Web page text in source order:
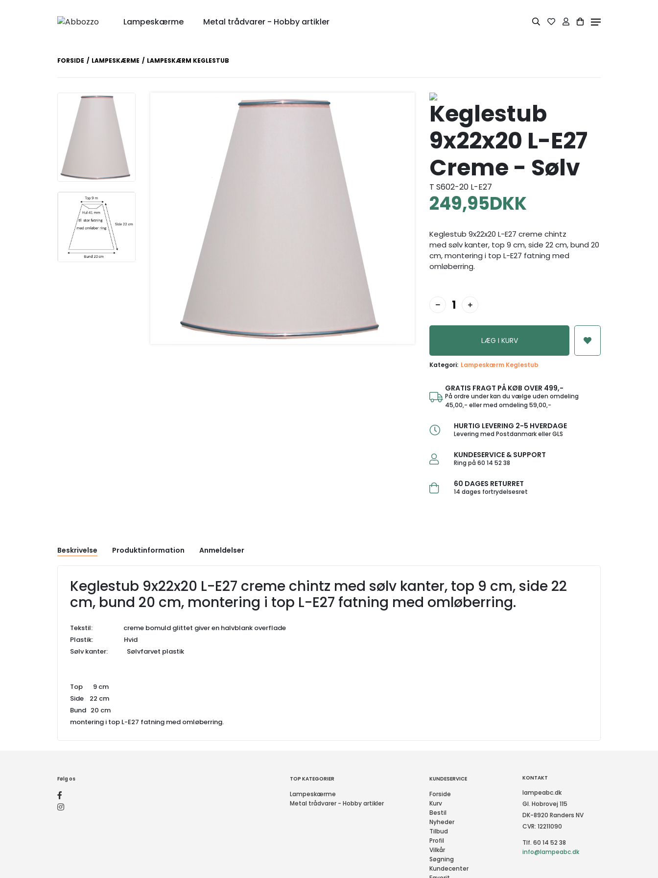
Lampeskærme Metal trådvarer - Hobby artikler
FORSIDE LAMPESKÆRME LAMPESKÆRM KEGLESTUB
Keglestub
9x22x20 L-E27
Creme - Sølv
T S602-20 L-E27
249,95DKK
Keglestub 9x22x20 L-E27 creme chintz
med sølv kanter, top 9 cm, side 22 cm, bund 20
cm, montering i top L-E27 fatning med
omløberring.
Kategori: Lampeskærm Keglestub
GRATIS FRAGT PÅ KØB OVER 499,-
På ordre under kan du vælge uden omdeling
45,00,- eller med omdeling 59,00,-
HURTIG LEVERING 2-5 HVERDAGE
Levering med Postdanmark eller GLS
KUNDESERVICE & SUPPORT
Ring på 60 14 52 38
60 DAGES RETURRET
14 dages fortrydelsesret
Beskrivelse Produktinformation Anmeldelser
Keglestub 9x22x20 L-E27 creme chintz med sølv kanter, top 9 cm, side 22
cm, bund 20 cm, montering i top L-E27 fatning med omløberring.
Tekstil: creme bomuld glittet giver en halvblank overflade
Plastik: Hvid
Sølv kanter: Sølvfarvet plastik
Top 9 cm
Side 22 cm
Bund 20 cm
montering i top L-E27 fatning med omløberring.
Følg os TOP KATEGORIER
Lampeskærme
Metal trådvarer - Hobby artikler
KUNDESERVICE
Forside
Kurv
Bestil
Nyheder
Tilbud
Profil
Vilkår
Søgning
Kundecenter
KONTAKT
lampeabc.dk
Gl. Hobrovej 115
DK-8920 Randers NV
CVR: 12211090
Tlf. 60 14 52 38
info@lampeabc.dk